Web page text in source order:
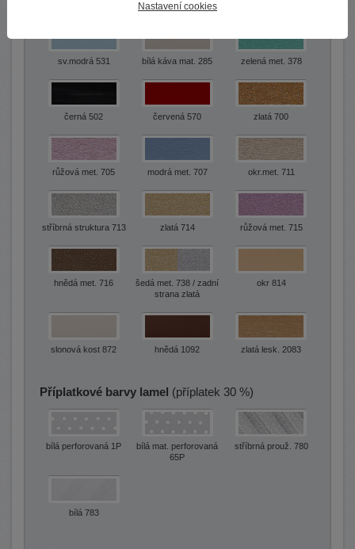
bílá káva 72
sv.modrá 531 bílá káva mat. 285 zelená met. 378
černá 502 červená 570 zlatá 700
růžová met. 705 modrá met. 707 okr.met. 711
stříbrná struktura 713 zlatá 714 růžová met. 715
hnědá met. 716
šedá met. 738 / zadní
strana zlatá
okr 814
slonová kost 872 hnědá 1092 zlatá lesk. 2083
Příplatkové barvy lamel (příplatek 30 %)
bílá perforovaná 1P
bílá mat. perforovaná
65P
stříbrná prouž. 780
bílá 783
Nastavení cookies